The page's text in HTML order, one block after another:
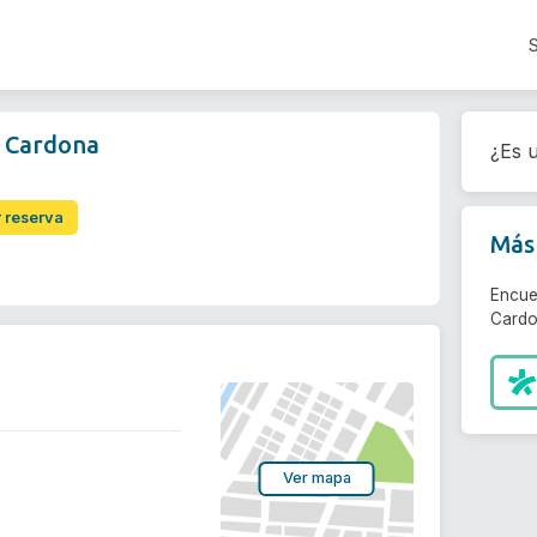
Ver mapa
¿Es